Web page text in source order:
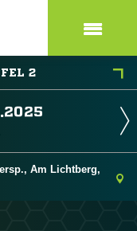
2
Am Lichtberg,